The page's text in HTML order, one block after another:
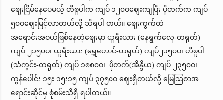
ဈေးငြိမ်နေပေမယ့် တီစူပါက ကျပ် ၁၂၀ဝဈေးကျပြီး ပိုတက်က ကျပ်
၅၀ဝဈေးမြင့်လာတယ်လို့ သိရပါ တယ်။ ဈေးကွက်ထဲ
အရောင်းအဝယ်ဖြစ်နေတဲ့ဈေးမှာ ယူရီးယား (နေရွက်လှေ-တရုတ်)
ကျပ် ၂၁၅၀ဝ၊ ယူရီးယား (ရွှေတောင်-တရုတ်) ကျပ်၂၁၅၀ဝ၊ တီစူပါ
(သံကွင်း-တရုတ်) ကျပ် ၁၈၈၀ဝ၊ ပိုတက်(အိန္ဒိယ) ကျပ် ၂၃၅၀ဝ၊
ကွန်ပေါင်း ၁၅း ၁၅း၁၅ ကျပ် ၃၇၅၀ဝ ဈေးရှိတယ်လို့ မြေသြဇာအ
ရောင်းဆိုင်မှ စုံစမ်းသိရှိ ရပါတယ်။